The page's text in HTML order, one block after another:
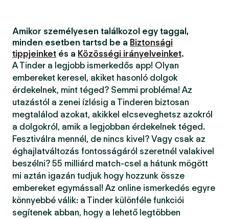
Amikor személyesen találkozol egy taggal,
minden esetben tartsd be a Biztonsági
tippjeinket és a Közösségi irányelveinket.
A Tinder a legjobb ismerkedős app! Olyan
embereket keresel, akiket hasonló dolgok
érdekelnek, mint téged? Semmi probléma! Az
utazástól a zenei ízlésig a Tinderen biztosan
megtalálod azokat, akikkel elcseveghetsz azokról
a dolgokról, amik a legjobban érdekelnek téged.
Fesztiválra mennél, de nincs kivel? Vagy csak az
éghajlatváltozás fontosságáról szeretnél valakivel
beszélni? 55 milliárd match-csel a hátunk mögött
mi aztán igazán tudjuk hogy hozzunk össze
embereket egymással! Az online ismerkedés egyre
könnyebbé válik: a Tinder különféle funkciói
segítenek abban, hogy a lehető legtöbben